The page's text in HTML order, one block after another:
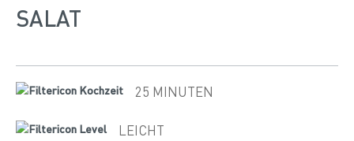
SALAT
25 MINUTEN
LEICHT